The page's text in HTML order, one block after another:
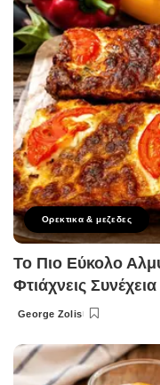
Ορεκτικα & μεζεδες
Το Πιο Εύκολο
Φτιάχνεις Συνέχεια
Posted
George Zolis